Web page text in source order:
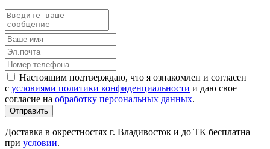
Настоящим подтверждаю, что я ознакомлен и согласен
с условиями политики конфиденциальности и даю свое
согласие на обработку персональных данных.
Отправить
Доставка в окрестностях г. Владивосток и до ТК бесплатна
при условии.